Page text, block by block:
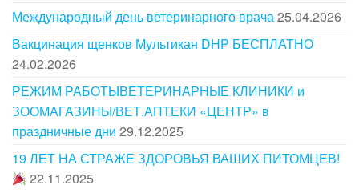
Международный день ветеринарного врача25.04.2026
Вакцинация щенков Мультикан DHP БЕСПЛАТНО
24.02.2026
РЕЖИМ РАБОТЫВЕТЕРИНАРНЫЕ КЛИНИКИ и
ЗООМАГАЗИНЫ/ВЕТ.АПТЕКИ «ЦЕНТР» в
праздничные дни 29.12.2025
19 ЛЕТ НА СТРАЖЕ ЗДОРОВЬЯ ВАШИХ ПИТОМЦЕВ!
22.11.2025